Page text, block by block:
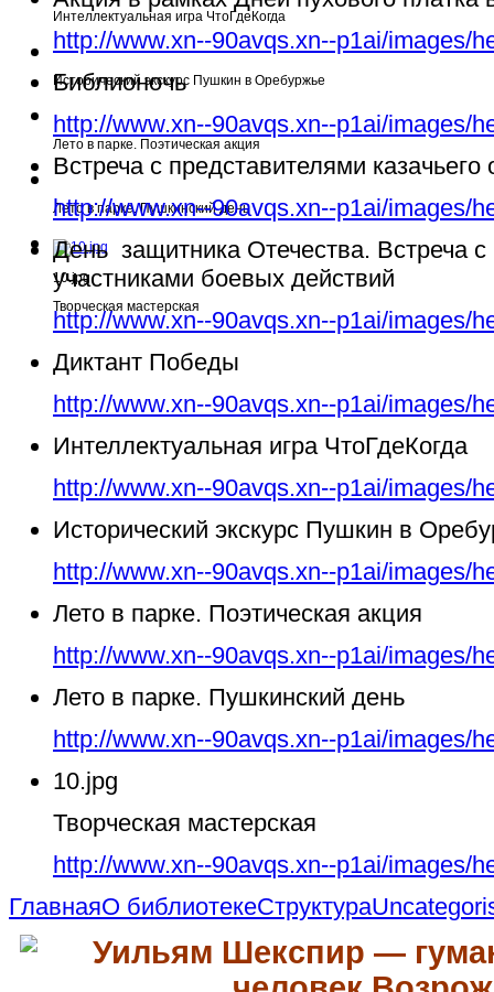
Интеллектуальная игра ЧтоГдеКогда
Исторический экскурс Пушкин в Оребуржье
Лето в парке. Поэтическая акция
Лето в парке. Пушкинский день
10.jpg
Творческая мастерская
http://www.xn--90avqs.xn--p1ai/images/
Библионочь
http://www.xn--90avqs.xn--p1ai/images/
Встреча с представителями
http://www.xn--90avqs.xn--p1ai/images/
День защитника Отечества. Встреча
участниками боевых действий
http://www.xn--90avqs.xn--p1ai/images/
Диктант Победы
http://www.xn--90avqs.xn--p1ai/images/
Интеллектуальная игра ЧтоГдеКогда
http://www.xn--90avqs.xn--p1ai/images/
Исторический экскурс Пушкин в
http://www.xn--90avqs.xn--p1ai/images/
Лето в парке. Поэтическая акция
http://www.xn--90avqs.xn--p1ai/images/
Лето в парке. Пушкинский день
http://www.xn--90avqs.xn--p1ai/images/
10.jpg
Творческая мастерская
http://www.xn--90avqs.xn--p1ai/images/
ГлавнаяО библиотекеСтруктура
Уильям Шекспир —